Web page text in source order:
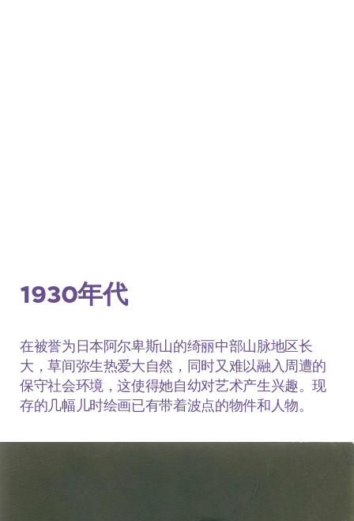
1930年代
在被誉为日本阿尔卑斯山的绮丽中部山脉地区长
大，草间弥生热爱大自然，同时又难以融入周遭的
保守社会环境，这使得她自幼对艺术产生兴趣。现
存的几幅儿时绘画已有带着波点的物件和人物。